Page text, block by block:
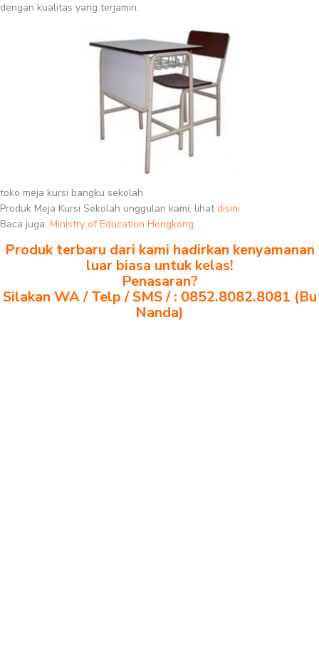
dengan kualitas yang terjamin.
toko meja kursi bangku sekolah
Produk Meja Kursi Sekolah unggulan kami, lihatdisini
Baca juga: Ministry of Education Hongkong
Produk terbaru dari kami hadirkan kenyamanan
luar biasa untuk kelas!
Penasaran?
Silakan WA / Telp / SMS / : 0852.8082.8081 (Bu
Nanda)